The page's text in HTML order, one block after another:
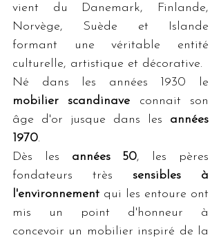
vient du Danemark, Finlande,
Norvège, Suède et Islande
formant une véritable entité
culturelle, artistique et décorative.
mobilier scandinave connait son
âge d'or jusque dans les années
1970.
Dès les années 50, les pères
fondateurs très sensibles à
l'environnement qui les entoure ont
mis un point d'honneur à
concevoir un mobilier inspiré de la